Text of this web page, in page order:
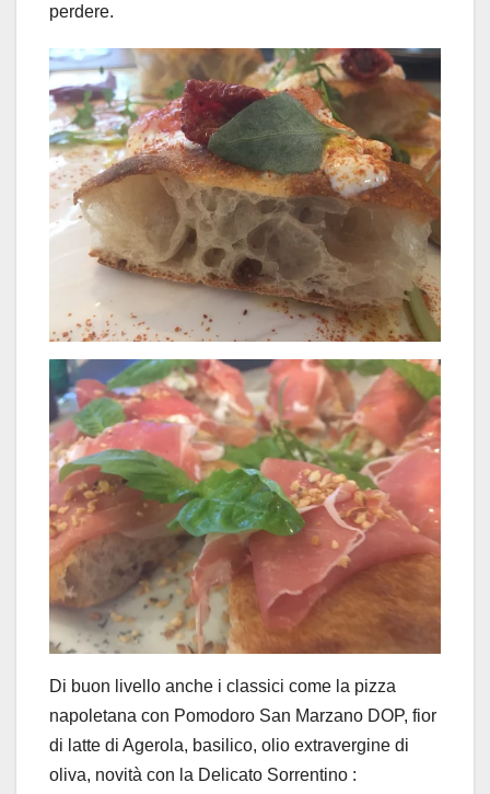
perdere.
Di buon livello anche i classici come la pizza
napoletana con Pomodoro San Marzano DOP, fior
di latte di Agerola, basilico, olio extravergine di
oliva, novità con la Delicato Sorrentino :